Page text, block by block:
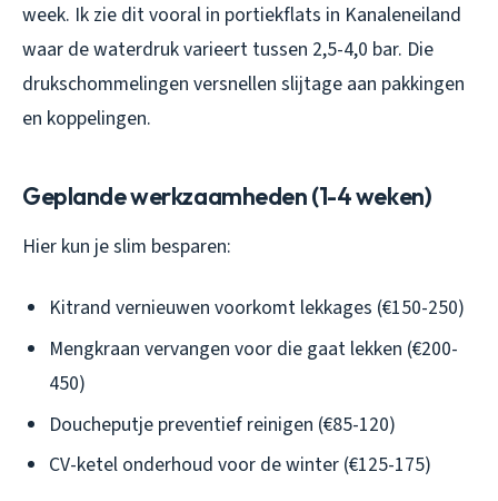
week. Ik zie dit vooral in portiekflats in Kanaleneiland
waar de waterdruk varieert tussen 2,5-4,0 bar. Die
drukschommelingen versnellen slijtage aan pakkingen
en koppelingen.
Geplande werkzaamheden (1-4 weken)
Hier kun je slim besparen:
Kitrand vernieuwen voorkomt lekkages (€150-250)
Mengkraan vervangen voor die gaat lekken (€200-
450)
Doucheputje preventief reinigen (€85-120)
CV-ketel onderhoud voor de winter (€125-175)